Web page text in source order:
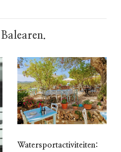
Watersportactiviteiten: